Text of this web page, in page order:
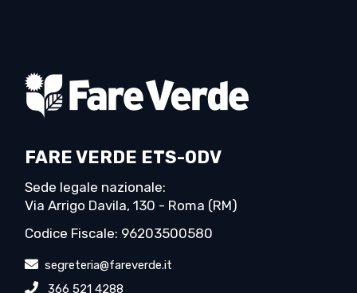
FARE VERDE ETS-ODV
Sede legale nazionale:
Via Arrigo Davila, 130 - Roma (RM)
Codice Fiscale: 96203500580
segreteria@fareverde.it
366 521 4288